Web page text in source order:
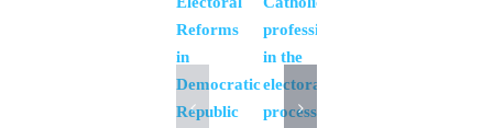
Reforms
in
Democratic
Republic
professional
in the
electoral
process